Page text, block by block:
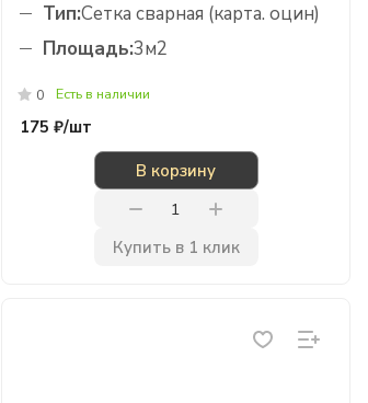
Тип:Сетка сварная (карта. оцин)
Площадь:3м2
0 Есть в наличии
175 ₽/шт
В корзину
Купить в 1 клик